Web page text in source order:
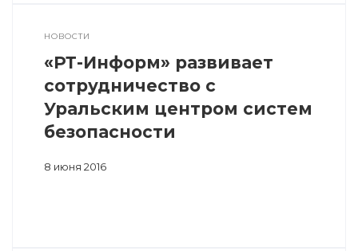
НОВОСТИ
«РТ-Информ» развивает
сотрудничество с
Уральским центром систем
безопасности
8 июня 2016